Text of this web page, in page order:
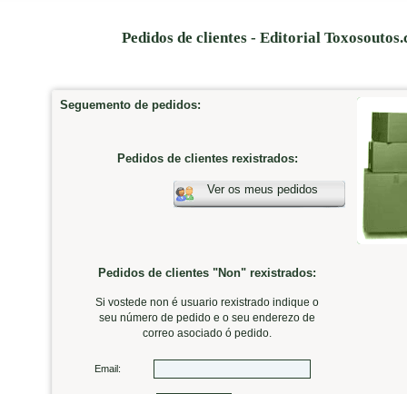
Pedidos de clientes - Editorial
Seguemento de pedidos:
Pedidos de clientes rexistrados:
Ver os meus pedidos
Pedidos de clientes "Non" rexistrados:
Si vostede non é usuario rexistrado indique o
seu número de pedido e o seu enderezo de
correo asociado ó pedido.
Email: